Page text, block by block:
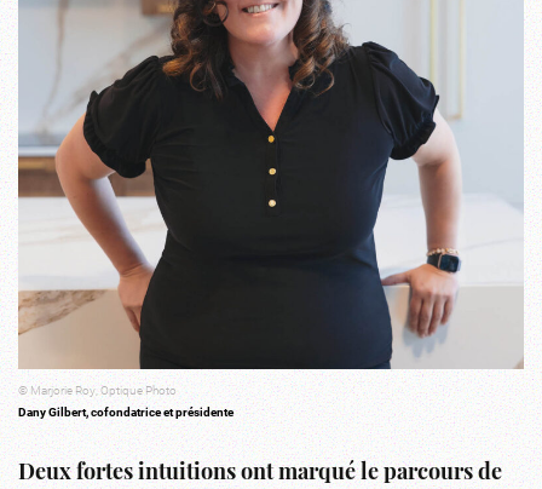
© Marjorie Roy, Optique Photo
Dany Gilbert, cofondatrice et présidente
Deux fortes intuitions ont marqué le parcours de